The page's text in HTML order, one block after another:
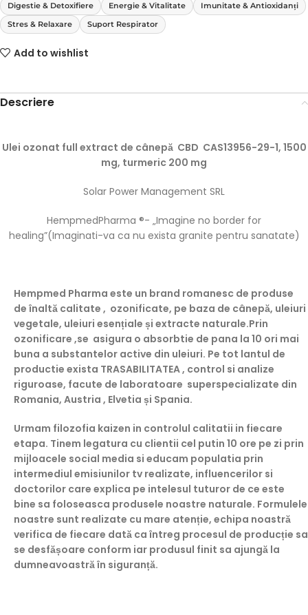
Digestie & Detoxifiere
Energie & Vitalitate
Imunitate & Antioxidanți
Stres & Relaxare
Suport Respirator
Add to wishlist
Descriere
Ulei ozonat full extract de cânepă CBD CAS13956-29-1, 1500
mg, turmeric 200 mg
Solar Power Management SRL
HempmedPharma ®- „Imagine no border for
healing”(Imaginati-va ca nu exista granite pentru sanatate)
Hempmed Pharma este un brand romanesc de produse
de înaltă calitate , ozonificate, pe baza de cânepă, uleiuri
vegetale, uleiuri esențiale și extracte naturale.Prin
ozonificare ,se asigura o absorbtie de pana la 10 ori mai
buna a substantelor active din uleiuri. Pe tot lantul de
productie exista TRASABILITATEA , control si analize
riguroase, facute de laboratoare superspecializate din
Romania, Austria , Elvetia și Spania.
Urmam filozofia kaizen in controlul calitatii in fiecare
etapa. Tinem legatura cu clientii cel putin 10 ore pe zi prin
mijloacele social media si educam populatia prin
intermediul emisiunilor tv realizate, influencerilor si
doctorilor care explica pe intelesul tuturor de ce este
bine sa foloseasca produsele noastre naturale. Formulele
noastre sunt realizate cu mare atenție, echipa noastră
verifica de fiecare dată ca întreg procesul de producție sa
se desfășoare conform iar produsul finit sa ajungă la
dumneavoastră în siguranță.